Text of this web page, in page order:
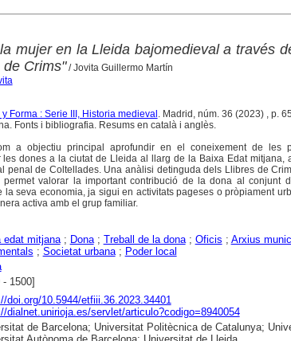
mujer en la Lleida bajomedieval a través
Crims"/ Jovita Guillermo Martín
Forma : Serie III, Historia medieval . Madrid, núm. 36 (2023) , p.
Fonts i bibliografia. Resums en català i anglès.
a objectiu principal aprofundir en el coneixement de les
les dones a la ciutat de Lleida al llarg de la Baixa Edat mitjana,
penal de Coltellades. Una anàlisi detinguda dels Llibres de
permet valorar la important contribució de la dona al conjunt
la seva economia, ja sigui en activitats pageses o pròpiament
activa amb el grup familiar.
edat mitjana; Dona; Treball de la dona; Oficis ; Arxius
; Societat urbana; Poder local
- 1500]
doi.org/10.5944/etfiii.36.2023.34401
dialnet.unirioja.es/servlet/articulo?codigo=8940054
de Barcelona; Universitat Politècnica de Catalunya;